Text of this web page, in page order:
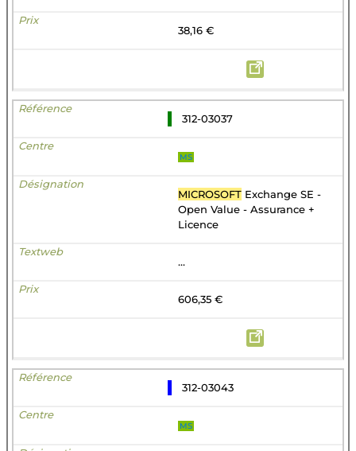
38,16 €
312-03037
MS
MICROSOFT Exchange SE -
Open Value - Assurance +
Licence
...
606,35 €
312-03043
MS